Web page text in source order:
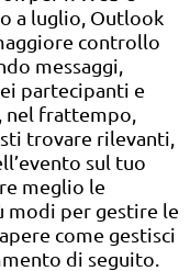
a luglio, Outlook
controllo
messaggi,
partecipanti e
nel frattempo,
trovare rilevanti,
sul tuo
meglio le
modi per gestire le
come gestisci
di seguito.